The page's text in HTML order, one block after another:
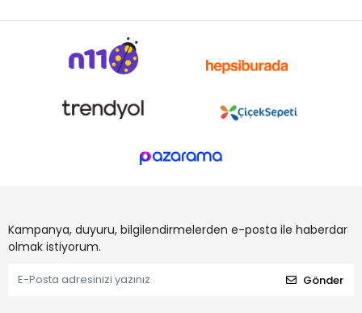
Kampanya, duyuru, bilgilendirmelerden e-posta ile haberdar
olmak istiyorum.
Gönder